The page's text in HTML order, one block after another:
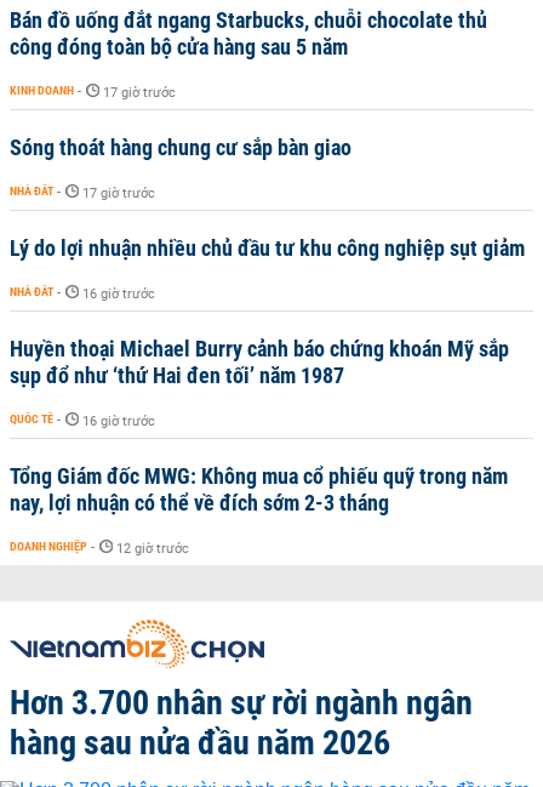
Bán đồ uống đắt ngang Starbucks, chuỗi chocolate thủ
công đóng toàn bộ cửa hàng sau 5 năm
KINH DOANH - 17 giờ trước
Sóng thoát hàng chung cư sắp bàn giao
NHÀ ĐẤT - 17 giờ trước
Lý do lợi nhuận nhiều chủ đầu tư khu công nghiệp sụt giảm
NHÀ ĐẤT - 16 giờ trước
Huyền thoại Michael Burry cảnh báo chứng khoán Mỹ sắp
sụp đổ như ‘thứ Hai đen tối’ năm 1987
QUỐC TẾ - 16 giờ trước
Tổng Giám đốc MWG: Không mua cổ phiếu quỹ trong năm
nay, lợi nhuận có thể về đích sớm 2-3 tháng
DOANH NGHIỆP - 12 giờ trước
Hơn 3.700 nhân sự rời ngành ngân
hàng sau nửa đầu năm 2026